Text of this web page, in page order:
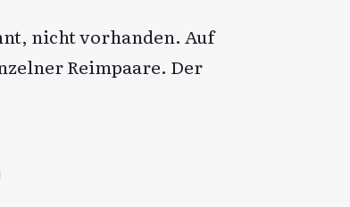
nicht vorhanden. Auf
Reimpaare. Der